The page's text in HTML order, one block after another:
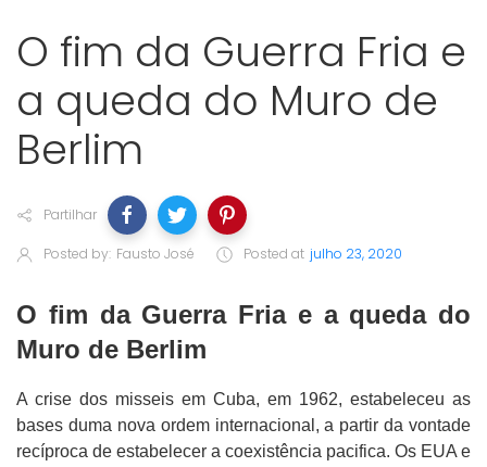
O fim da Guerra Fria e
a queda do Muro de
Berlim
Partilhar
Posted by: Fausto José Posted at julho 23, 2020
O fim da Guerra Fria e a queda do
Muro de Berlim
A crise dos misseis em Cuba, em 1962, estabeleceu as
bases duma nova ordem internacional, a partir da vontade
recíproca de estabelecer a coexistência pacifica. Os EUA e